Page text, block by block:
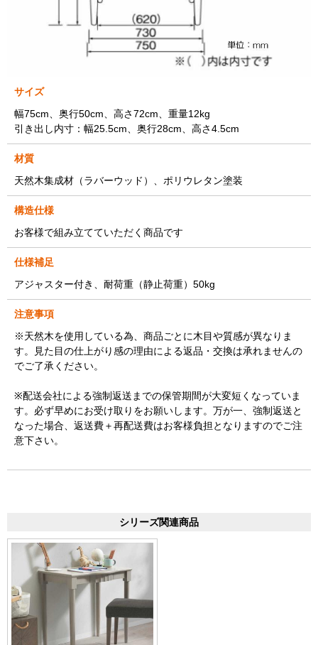
サイズ
幅75cm、奥行50cm、高さ72cm、重量12kg
引き出し内寸：幅25.5cm、奥行28cm、高さ4.5cm
材質
天然木集成材（ラバーウッド）、ポリウレタン塗装
構造仕様
お客様で組み立てていただく商品です
仕様補足
アジャスター付き、耐荷重（静止荷重）50kg
注意事項
※天然木を使用している為、商品ごとに木目や質感が異なりま
す。見た目の仕上がり感の理由による返品・交換は承れませんの
でご了承ください。
※配送会社による強制返送までの保管期間が大変短くなっていま
す。必ず早めにお受け取りをお願いします。万が一、強制返送と
なった場合、返送費＋再配送費はお客様負担となりますのでご注
意下さい。
シリーズ関連商品